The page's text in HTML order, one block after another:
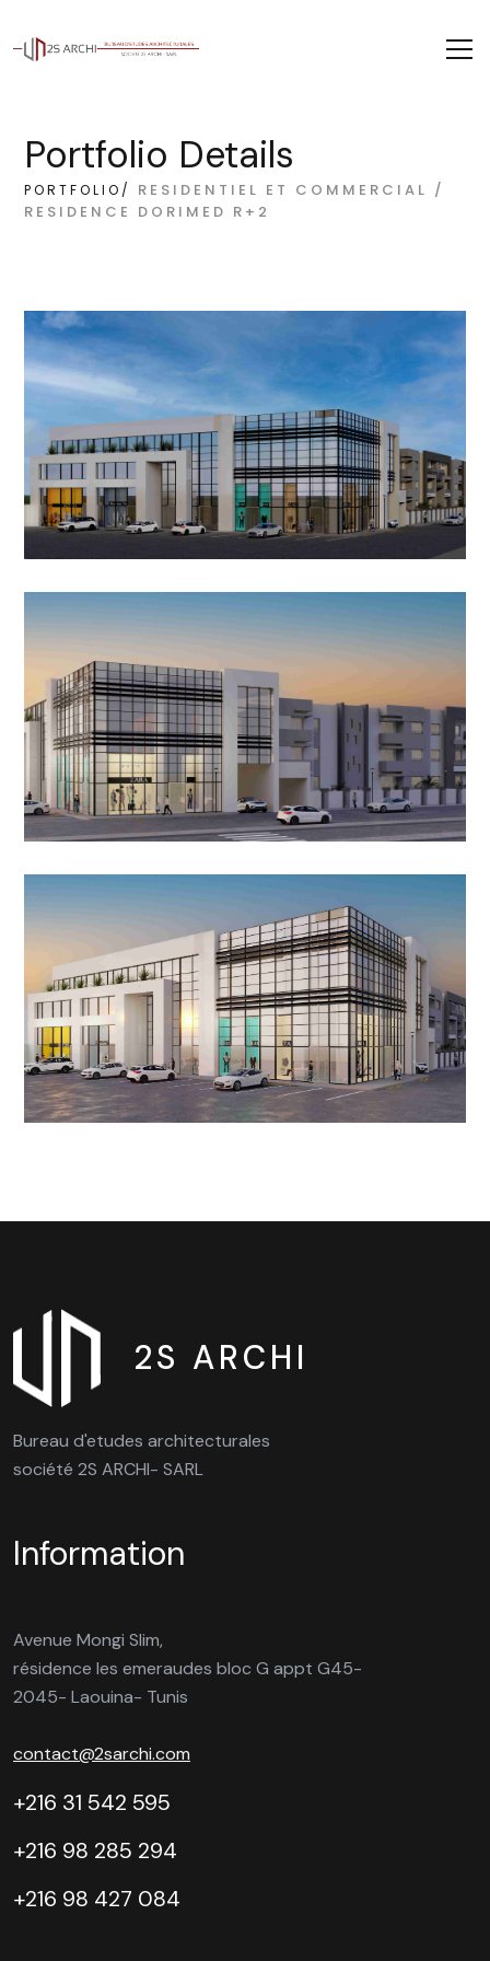
Portfolio Details
PORTFOLIO/
RESIDENTIEL ET COMMERCIAL /
RESIDENCE DORIMED R+2
2S ARCHI
Bureau d'etudes architecturales
société 2S ARCHI- SARL
Information
Avenue Mongi Slim,
résidence les emeraudes bloc G appt G45-
2045- Laouina- Tunis
contact@2sarchi.com
+216 31 542 595
+216 98 285 294
+216 98 427 084